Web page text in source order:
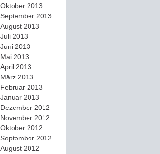
Oktober 2013
September 2013
August 2013
Juli 2013
Juni 2013
Mai 2013
April 2013
März 2013
Februar 2013
Januar 2013
Dezember 2012
November 2012
Oktober 2012
September 2012
August 2012